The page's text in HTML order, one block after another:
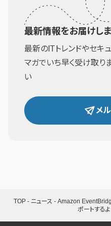
最新情報をお届けしま
最新のITトレンドやセキ
マガでいち早く受け取り
い
メ
TOP- ニュース - Amazon
ポートする